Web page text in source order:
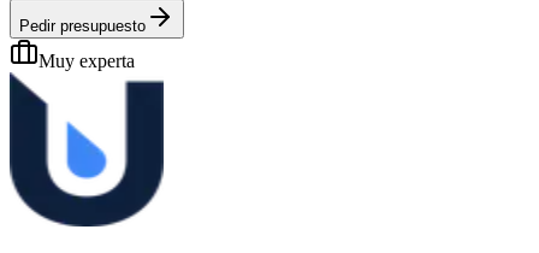
Pedir presupuesto
Muy experta